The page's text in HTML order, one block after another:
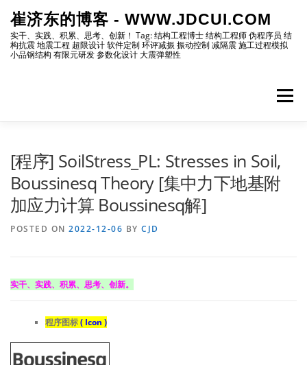
content
崔济东的博客 - WWW.JDCUI.COM
实干、实践、积累、思考、创新！ Tag: 结构工程博士 结构工程师 伪程序员 结
构抗震 地震工程 超限设计 软件定制 环评减振 振动控制 减隔震 施工过程模拟
小品钢结构 有限元研发 参数化设计 大震弹塑性
Menu
[自编程序] [软件笔记] [仿真分析]
[程序] SoilStress_PL: Stresses in Soil,
Boussinesq Theory [集中力下地基附
加应力计算 Boussinesq解]
POSTED ON 2022-12-06 BY CJD
实干、实践、积累、思考、创新。
程序图标( Icon )